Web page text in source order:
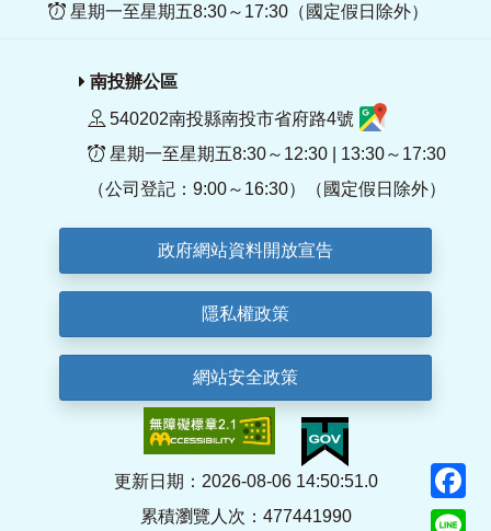
星期一至星期五8:30～17:30（國定假日除外）
南投辦公區
540202南投縣南投市省府路4號
星期一至星期五8:30～12:30 | 13:30～17:30
（公司登記：9:00～16:30）（國定假日除外）
政府網站資料開放宣告
隱私權政策
網站安全政策
更新日期：2026-08-06 14:50:51.0
累積瀏覽人次：477441990